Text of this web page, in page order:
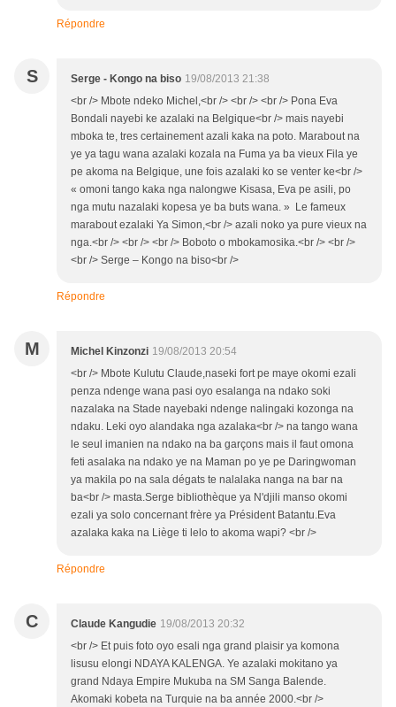
Répondre
S Serge - Kongo na biso 19/08/2013 21:38
<br /> Mbote ndeko Michel,<br /> <br /> <br /> Pona Eva
Bondali nayebi ke azalaki na Belgique<br /> mais nayebi
mboka te, tres certainement azali kaka na poto. Marabout na
ye ya tagu wana azalaki kozala na Fuma ya ba vieux Fila ye
pe akoma na Belgique, une fois azalaki ko se venter ke<br />
« omoni tango kaka nga nalongwe Kisasa, Eva pe asili, po
nga mutu nazalaki kopesa ye ba buts wana. » Le fameux
marabout ezalaki Ya Simon,<br /> azali noko ya pure vieux na
nga.<br /> <br /> <br /> Boboto o mbokamosika.<br /> <br />
<br /> Serge – Kongo na biso<br />
Répondre
M Michel Kinzonzi 19/08/2013 20:54
<br /> Mbote Kulutu Claude,naseki fort pe maye okomi ezali
penza ndenge wana pasi oyo esalanga na ndako soki
nazalaka na Stade nayebaki ndenge nalingaki kozonga na
ndaku. Leki oyo alandaka nga azalaka<br /> na tango wana
le seul imanien na ndako na ba garçons mais il faut omona
feti asalaka na ndako ye na Maman po ye pe Daringwoman
ya makila po na sala dégats te nalalaka nanga na bar na
ba<br /> masta.Serge bibliothèque ya N'djili manso okomi
ezali ya solo concernant frère ya Président Batantu.Eva
azalaka kaka na Liège ti lelo to akoma wapi? <br />
Répondre
C Claude Kangudie 19/08/2013 20:32
<br /> Et puis foto oyo esali nga grand plaisir ya komona
lisusu elongi NDAYA KALENGA. Ye azalaki mokitano ya
grand Ndaya Empire Mukuba na SM Sanga Balende.
Akomaki kobeta na Turquie na ba année 2000.<br />